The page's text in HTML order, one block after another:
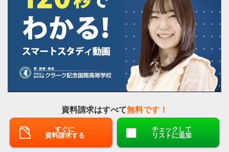
資料請求はすべて無料です！
すぐに
資料請求する
チェックして
リストに追加